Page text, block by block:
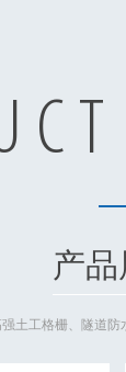
产
土工格栅、隧道